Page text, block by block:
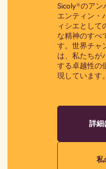
Sicoly®のアン
エンティン・
ィシエとして
な精神のすべ
す。世界チャ
は、私たちが
する卓越性の
現しています。
詳細
私